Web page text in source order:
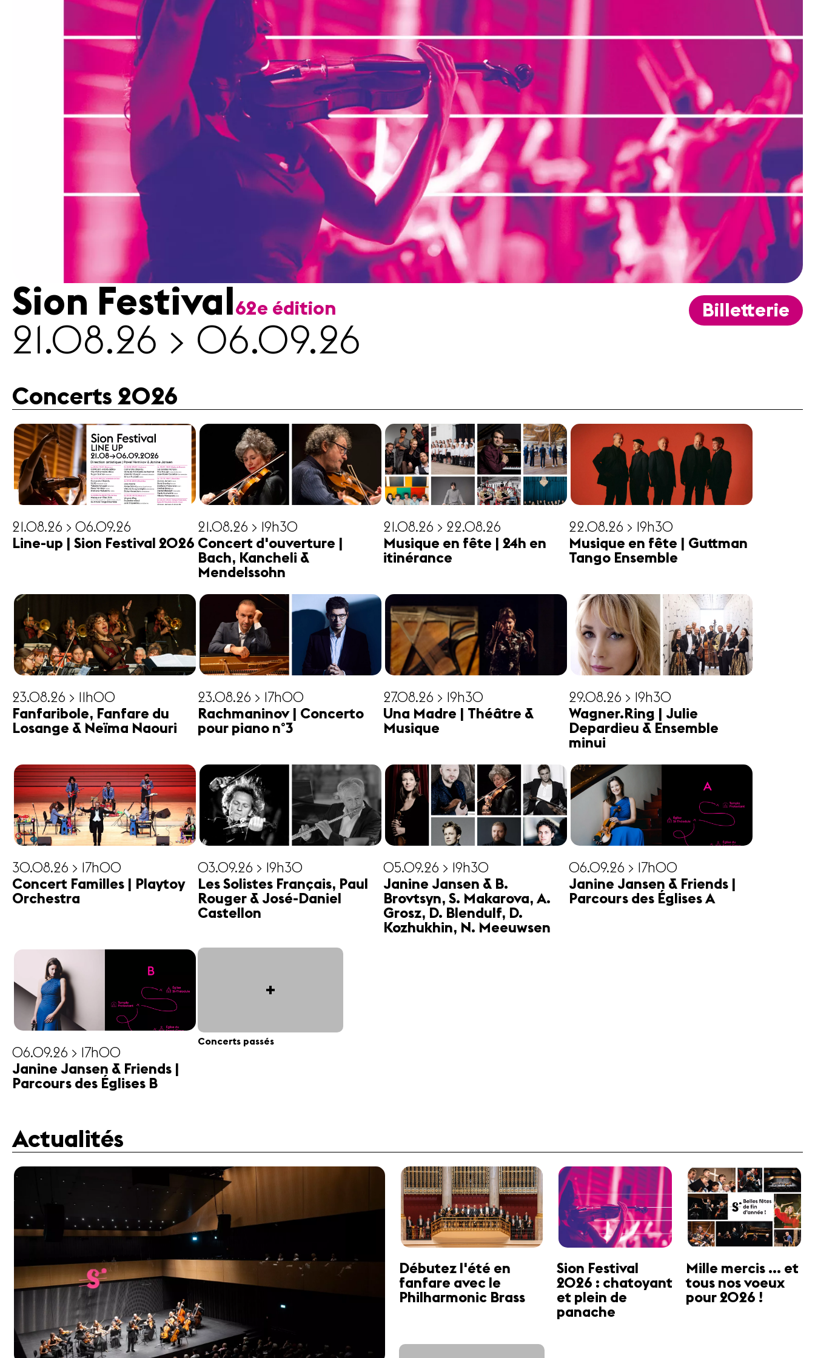
Revue
de
A propos
Mentions
Contact
Sion Festival 62e édition
21.08.26 > 06.09.26
Billetterie
Concerts 2026
21.08.26 > 06.09.26
Line-up | Sion Festival 2026
21.08.26 > 19h30
Concert d'ouverture |
Bach, Kancheli &
Mendelssohn
21.08.26 > 22.08.26
Musique en fête | 24h en
itinérance
22.08.26 > 19h30
Musique en fête | Guttman
Tango Ensemble
23.08.26 > 11h00
Fanfaribole, Fanfare du
Losange & Neïma Naouri
23.08.26 > 17h00
Rachmaninov | Concerto
pour piano n°3
27.08.26 > 19h30
Una Madre | Théâtre &
Musique
29.08.26 > 19h30
Wagner.Ring | Julie
Depardieu & Ensemble
minui
30.08.26 > 17h00
Concert Familles | Playtoy
Orchestra
03.09.26 > 19h30
Les Solistes Français, Paul
Rouger & José-Daniel
Castellon
05.09.26 > 19h30
Janine Jansen & B.
Brovtsyn, S. Makarova, A.
Grosz, D. Blendulf, D.
Kozhukhin, N. Meeuwsen
06.09.26 > 17h00
Janine Jansen & Friends |
Parcours des Églises A
06.09.26 > 17h00
Janine Jansen & Friends |
Parcours des Églises B
+
Concerts passés
Actualités
Débutez l'été en
fanfare avec le
Philharmonic Brass
Sion Festival
2026 : chatoyant
et plein de
panache
Mille mercis ... et
tous nos voeux
pour 2026 !